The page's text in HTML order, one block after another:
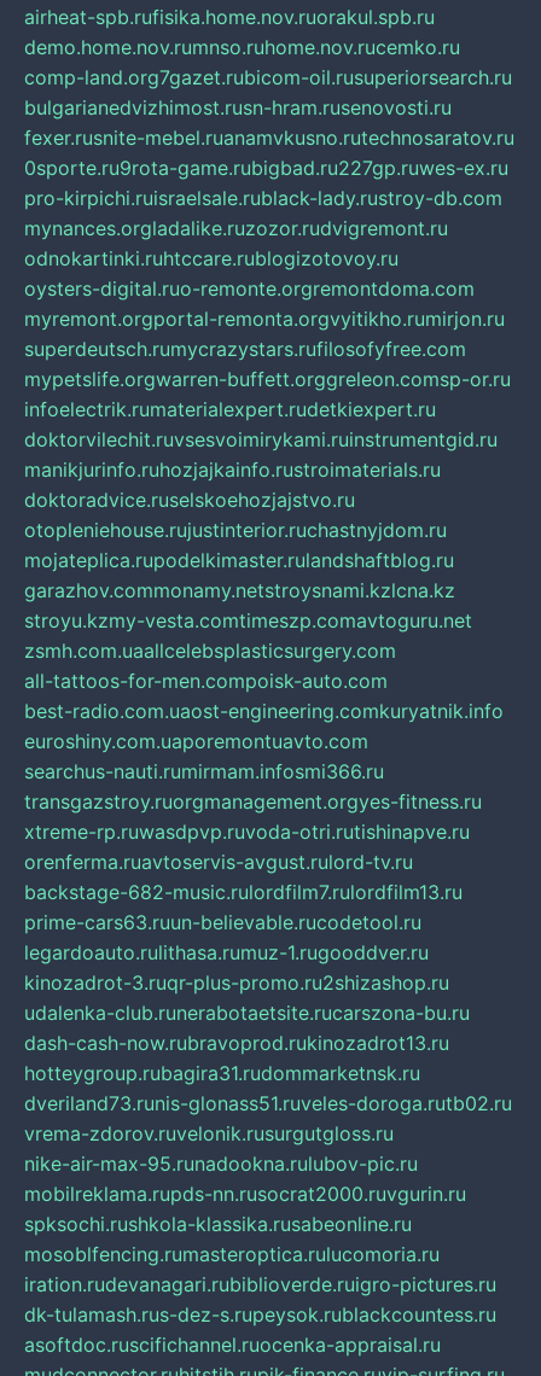
airheat-spb.rufisika.home.nov.ruorakul.spb.ru
demo.home.nov.rumnso.ruhome.nov.rucemko.ru
comp-land.org7gazet.rubicom-oil.rusuperiorsearch.ru
bulgarianedvizhimost.rusn-hram.rusenovosti.ru
fexer.rusnite-mebel.ruanamvkusno.rutechnosaratov.ru
0sporte.ru9rota-game.rubigbad.ru227gp.ruwes-ex.ru
pro-kirpichi.ruisraelsale.rublack-lady.rustroy-db.com
mynances.orgladalike.ruzozor.rudvigremont.ru
odnokartinki.ruhtccare.rublogizotovoy.ru
oysters-digital.ruo-remonte.orgremontdoma.com
myremont.orgportal-remonta.orgvyitikho.rumirjon.ru
superdeutsch.rumycrazystars.rufilosofyfree.com
mypetslife.orgwarren-buffett.orggreleon.comsp-or.ru
infoelectrik.rumaterialexpert.rudetkiexpert.ru
doktorvilechit.ruvsesvoimirykami.ruinstrumentgid.ru
manikjurinfo.ruhozjajkainfo.rustroimaterials.ru
doktoradvice.ruselskoehozjajstvo.ru
otopleniehouse.rujustinterior.ruchastnyjdom.ru
mojateplica.rupodelkimaster.rulandshaftblog.ru
garazhov.commonamy.netstroysnami.kzlcna.kz
stroyu.kzmy-vesta.comtimeszp.comavtoguru.net
zsmh.com.uaallcelebsplasticsurgery.com
all-tattoos-for-men.compoisk-auto.com
best-radio.com.uaost-engineering.comkuryatnik.info
euroshiny.com.uaporemontuavto.com
searchus-nauti.rumirmam.infosmi366.ru
transgazstroy.ruorgmanagement.orgyes-fitness.ru
xtreme-rp.ruwasdpvp.ruvoda-otri.rutishinapve.ru
orenferma.ruavtoservis-avgust.rulord-tv.ru
backstage-682-music.rulordfilm7.rulordfilm13.ru
prime-cars63.ruun-believable.rucodetool.ru
legardoauto.rulithasa.rumuz-1.rugooddver.ru
kinozadrot-3.ruqr-plus-promo.ru2shizashop.ru
udalenka-club.runerabotaetsite.rucarszona-bu.ru
dash-cash-now.rubravoprod.rukinozadrot13.ru
hotteygroup.rubagira31.rudommarketnsk.ru
dveriland73.runis-glonass51.ruveles-doroga.rutb02.ru
vrema-zdorov.ruvelonik.rusurgutgloss.ru
nike-air-max-95.runadookna.rulubov-pic.ru
mobilreklama.rupds-nn.rusocrat2000.ruvgurin.ru
spksochi.rushkola-klassika.rusabeonline.ru
mosoblfencing.rumasteroptica.rulucomoria.ru
iration.rudevanagari.rubiblioverde.ruigro-pictures.ru
dk-tulamash.rus-dez-s.rupeysok.rublackcountess.ru
asoftdoc.ruscifichannel.ruocenka-appraisal.ru